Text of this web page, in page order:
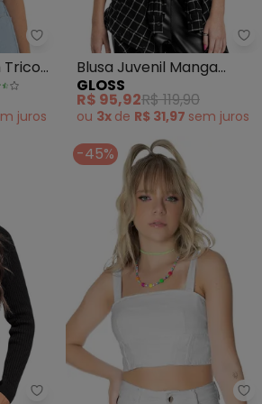
Malwee Kids - Blusa Cropped
Tricot
juros
Blusa Juvenil Manga
Longa em Cotton Preto
GLOSS
R$ 95,92R$ 119,90
ou 3x de R$ 31,97 sem juros
Gloss - Blusa Manga Longa
-45%